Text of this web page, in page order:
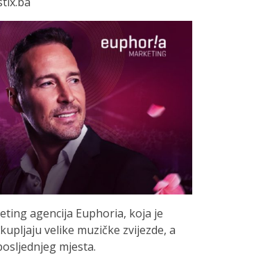
agencija Euphoria, koja je
velike muzičke zvijezde, a
mjesta.